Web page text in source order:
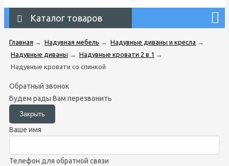
Каталог товаров
Главная → Надувная мебель → Надувные диваны и кресла →
Надувные диваны → Надувные кровати 2 в 1
→
Надувные кровати со спинкой
Обратный звонок
Будем рады Вам перезвонить
Ваше имя
Телефон для обратной связи